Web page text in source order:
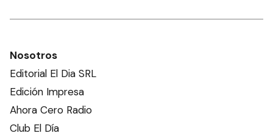
Nosotros
Editorial El Dia SRL
Edición Impresa
Ahora Cero Radio
Club El Día